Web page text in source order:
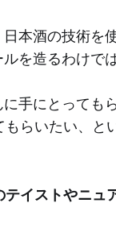
本酒の技術を
を造るわけで
手にとっても
らいたい、と
イストやニュ